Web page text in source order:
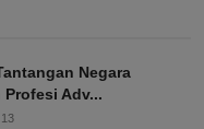
Negara
Adv...
13